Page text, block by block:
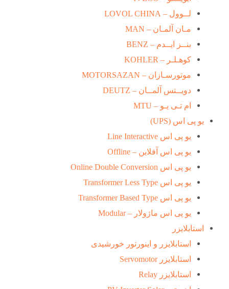
لــوول – LOVOL CHINA
مـان آلمـان – MAN
بنــز ایــدم – BENZ
کوهـلـر – KOHLER
موتورسـازان – MOTORSAZAN
دویــتس آلمــان – DEUTZ
ام تـی یـو – MTU
یو پی اس (UPS)
یو پی اس Line Interactive
یو پی اس آفلاین – Offline
یو پی اس Online Double Conversion
یو پی اس Transformer Less Type
یو پی اس Transformer Based Type
یو پی اس ماژولار – Modular
استابلایزر
استابلایزر و اینورتور خورشیدی
استابلایزر Servomotor
استابلایزر Relay